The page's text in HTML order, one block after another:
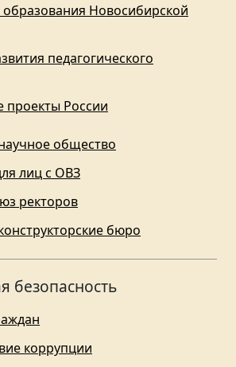
Новосибирской
педагогического
России
общество
лиц с ОВЗ
ректоров
бюро
безопасность
коррупции